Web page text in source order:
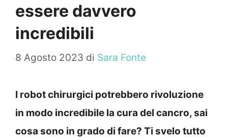
essere davvero
incredibili
8 Agosto 2023 di Sara Fonte
I robot chirurgici potrebbero rivoluzione
in modo incredibile la cura del cancro, sai
cosa sono in grado di fare? Ti svelo tutto